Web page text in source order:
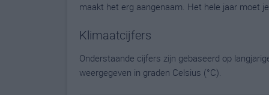
maakt het erg aangenaam. Het hele jaar moet
Klimaatcijfers
Onderstaande cijfers zijn gebaseerd op
weergegeven in graden Celsius (°C).